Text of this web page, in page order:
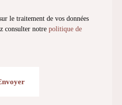
le traitement de vos données
consulter notre politique de